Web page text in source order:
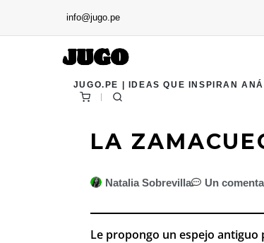
info@jugo.pe
JUGO.PE | IDEAS QUE INSPIRAN
LA
Natalia Sobrevilla Un
Le propongo un espejo antiguo